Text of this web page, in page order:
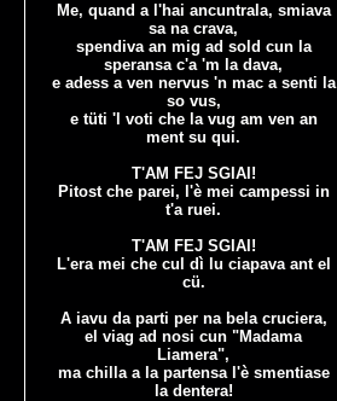
Me, quand a l'hai ancuntrala, smiava
sa na crava,
spendiva an mig ad sold cun la
speransa c'a 'm la dava,
e adess a ven nervus 'n mac a senti la
so vus,
e tüti 'l voti che la vug am ven an
ment su qui.
T'AM FEJ SGIAI!
Pitost che parei, l'è mei campessi in
t'a ruei.
T'AM FEJ SGIAI!
L'era mei che cul dì lu ciapava ant el
cü.
A iavu da parti per na bela cruciera,
el viag ad nosi cun "Madama
Liamera",
ma chilla a la partensa l'è smentiase
la dentera!